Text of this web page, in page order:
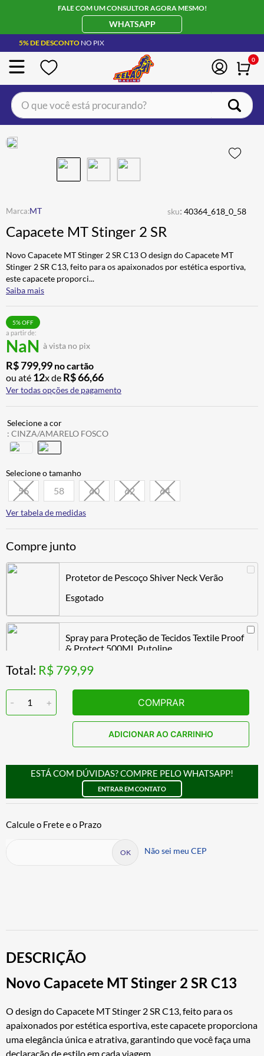
FALE COM UM CONSULTOR AGORA MESMO!
WHATSAPP
5% DE DESCONTO NO PIX
0
O que você está procurando?
MT sku: 40364_618_0_58
Capacete MT Stinger 2 SR
Novo Capacete MT Stinger 2 SR C13 O design do Capacete MT
Stinger 2 SR C13, feito para os apaixonados por estética esportiva,
este capacete proporci...
Saiba mais
a partir de:
NaN à vista no pix
5% OFF
R$799,99 no cartão
ou até 12x de R$66,66
Ver todas opções de pagamento
: CINZA/AMARELO FOSCO
56 58 60 62 64
Ver tabela de medidas
Compre junto
Protetor de Pescoço Shiver Neck Verão
Esgotado
Spray para Proteção de Tecidos Textile Proof
& Protect 500ML Putoline
R$ 104,99
Touca Ninja Balaclava Segunda Pele X11
Climate
Total: R$ 799,99
- 1 + COMPRAR
ADICIONAR AO CARRINHO
ESTÁ COM DÚVIDAS? COMPRE PELO WHATSAPP!
ENTRAR EM CONTATO
Não sei meu CEP
DESCRIÇÃO
Novo Capacete MT Stinger 2 SR C13
O design do Capacete MT Stinger 2 SR C13, feito para os
apaixonados por estética esportiva, este capacete proporciona
uma elegância única e atrativa, garantindo que você faça uma
declaração de estilo em cada viagem.
BOTA
4º ÓCULOS SOLAR
5º LUVA
6º ALPINESTAR
7º BAU
8º CALÇA
9º
10º